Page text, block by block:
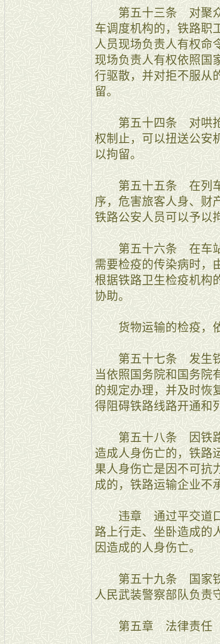
第五十三条 对聚众
车调度机构的，铁路职
人员现场负责人有权命
现场负责人有权依照国
行驱散，并对拒不服从
留。
第五十四条 对哄抢
权制止，可以扭送公安
以拘留。
第五十五条 在列车
序，危害旅客人身、财
铁路公安人员可以予以
第五十六条 在车站
需要检疫的传染病时，
根据铁路卫生检疫机构
协助。
货物运输的检疫，依
第五十七条 发生铁
当依照国务院和国务院
的规定办理，并及时恢
得阻碍铁路线路开通和
第五十八条 因铁路
造成人身伤亡的，铁路
果人身伤亡是因不可抗
成的，铁路运输企业不
违章 通过平交道口
路上行走、坐卧造成的
因造成的人身伤亡。
第五十九条 国家铁
人民武装警察部队负责
第五章 法律责任